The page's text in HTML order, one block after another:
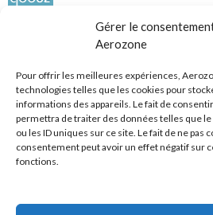
Gérer le
Aerozone
Pour offrir les meilleures expériences,
technologies telles que les cookies pour
informations des appareils. Le fait de
permettra de traiter des données telles que
ou les ID uniques sur ce site. Le fait de ne pas
consentement peut avoir un effet négatif sur
fonctions.
Réseaux sociaux